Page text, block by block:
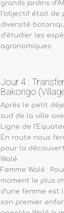
grands jardins
l’objectif était de
diversité
d’étudier les
agronomiques.
Jour 4 :
Bakongo
Après le petit
sud de la ville
Ligne de
En route nous
pour la
Walé
Femme Walé :
moment le plus
d’une femme est
son premier